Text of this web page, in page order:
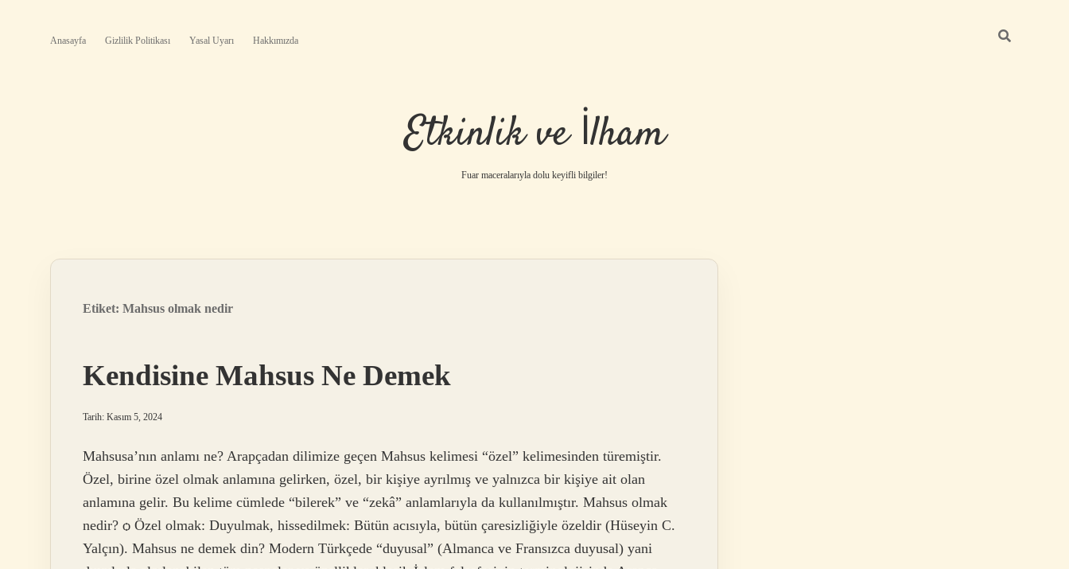
Anasayfa Gizlilik Politikası Yasal Uyarı Hakkımızda
Etkinlik ve İlham
Fuar maceralarıyla dolu keyifli bilgiler!
Etiket: Mahsus olmak nedir
Kendisine Mahsus Ne Demek
Tarih: Kasım 5, 2024
Mahsusa’nın anlamı ne? Arapçadan dilimize geçen Mahsus kelimesi “özel” kelimesinden türemiştir.
Özel, birine özel olmak anlamına gelirken, özel, bir kişiye ayrılmış ve yalnızca bir kişiye ait olan
anlamına gelir. Bu kelime cümlede “bilerek” ve “zekâ” anlamlarıyla da kullanılmıştır. Mahsus olmak
nedir? ѻ Özel olmak: Duyulmak, hissedilmek: Bütün acısıyla, bütün çaresizliğiyle özeldir (Hüseyin C.
Yalçın). Mahsus ne demek din? Modern Türkçede “duyusal” (Almanca ve Fransızca duyusal) yani